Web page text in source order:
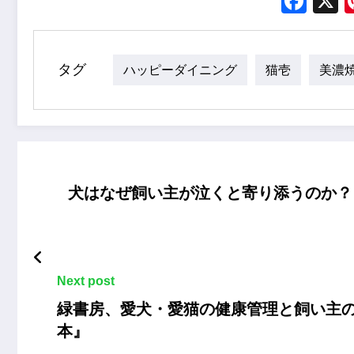
タグ ハッピーダイニング 猫壱 美濃
犬はなぜ飼い主が泣くと寄り添うのか
Next post
緑書房、愛犬・愛猫の健康管理と飼い主
本』